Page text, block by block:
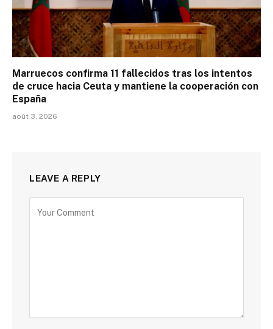
Marruecos confirma 11 fallecidos tras los intentos
de cruce hacia Ceuta y mantiene la cooperación con
España
août 3, 2026
LEAVE A REPLY